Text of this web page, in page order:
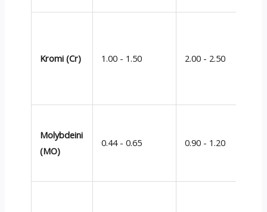
Kromi (Cr) 1.00 - 1.50 2.00 - 2.50
Molybdeini
(MO)
0.44 - 0.65 0.90 - 1.20